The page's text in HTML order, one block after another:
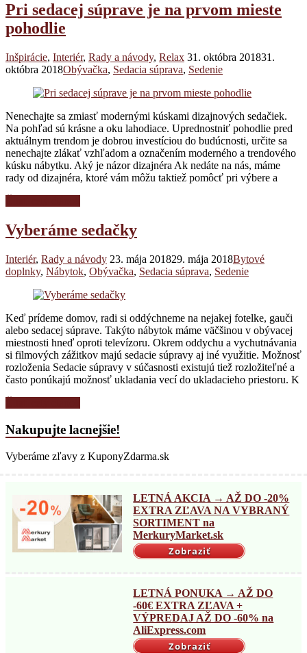
Pri sedacej súprave je na prvom mieste
pohodlie
Inšpirácie, Interiér, Rady a návody, Relax 31. októbra 201831.
októbra 2018Obývačka, Sedacia súprava, Sedenie
Nenechajte sa zmiasť modernými kúskami dizajnových sedačiek.
Na pohľad sú krásne a oku lahodiace. Uprednostniť pohodlie pred
aktuálnym trendom je dobrou investíciou do budúcnosti, určite sa
nenechajte zlákať vzhľadom a označením moderného a trendového
kúsku nábytku. Aký je názor dizajnéra Ak nedáte na nás, máme
rady od dizajnéra, ktoré vám môžu taktiež pomôcť pri výbere a
Vyberáme sedačky
Interiér, Rady a návody 23. mája 201829. mája 2018Bytové
doplnky, Nábytok, Obývačka, Sedacia súprava, Sedenie
Keď prídeme domov, radi si oddýchneme na nejakej fotelke, gauči
alebo sedacej súprave. Takýto nábytok máme väčšinou v obývacej
miestnosti hneď oproti televízoru. Okrem oddychu a vychutnávania
si filmových zážitkov majú sedacie súpravy aj iné využitie. Možnosť
rozloženia Sedacie súpravy v súčasnosti existujú tiež rozložiteľné a
často ponúkajú možnosť ukladania vecí do ukladacieho priestoru. K
Nakupujte lacnejšie!
Vyberáme zľavy z KuponyZdarma.sk
LETNÁ AKCIA → AŽ DO -20%
EXTRA ZĽAVA NA VYBRANÝ
SORTIMENT na
MerkuryMarket.sk
Zobraziť
LETNÁ PONUKA → AŽ DO
-60€ EXTRA ZĽAVA +
VÝPREDAJ AŽ DO -60% na
AliExpress.com
Zobraziť